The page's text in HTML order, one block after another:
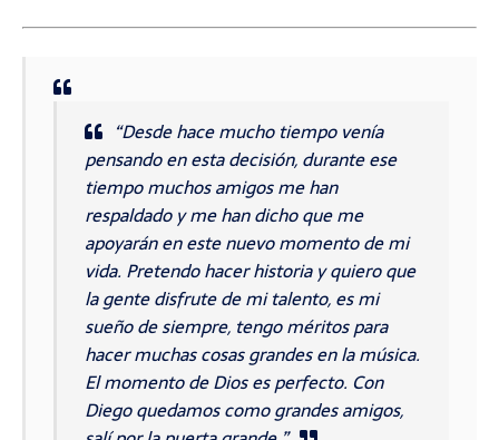
“Desde hace mucho tiempo venía
pensando en esta decisión, durante ese
tiempo muchos amigos me han
respaldado y me han dicho que me
apoyarán en este nuevo momento de mi
vida. Pretendo hacer historia y quiero que
la gente disfrute de mi talento, es mi
sueño de siempre, tengo méritos para
hacer muchas cosas grandes en la música.
El momento de Dios es perfecto. Con
Diego quedamos como grandes amigos,